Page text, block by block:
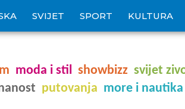
SVIJET SPORT KULTURA
moda i stil showbizz svijet
putovanja more i nautika